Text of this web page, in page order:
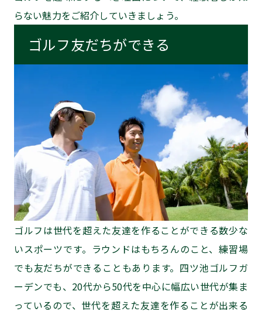
らない魅力をご紹介していきましょう。
ゴルフ友だちができる
ゴルフは世代を超えた友達を作ることができる数少な
いスポーツです。ラウンドはもちろんのこと、練習場
でも友だちができることもあります。四ツ池ゴルフガ
ーデンでも、20代から50代を中心に幅広い世代が集ま
っているので、世代を超えた友達を作ることが出来る